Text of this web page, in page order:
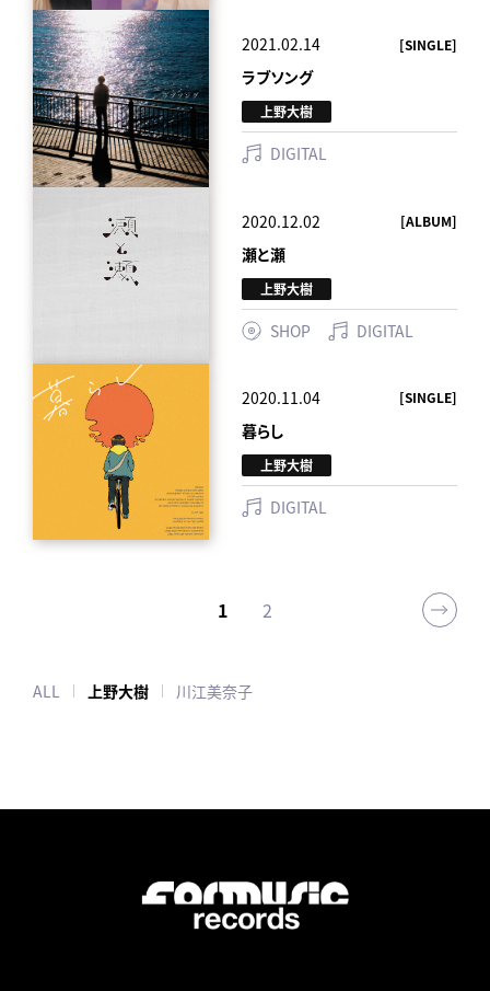
2021.02.14 [SINGLE]
ラブソング
上野大樹
DIGITAL
2020.12.02 [ALBUM]
瀬と瀬
上野大樹
SHOP DIGITAL
2020.11.04 [SINGLE]
暮らし
上野大樹
DIGITAL
1 2
ALL 上野大樹 川江美奈子